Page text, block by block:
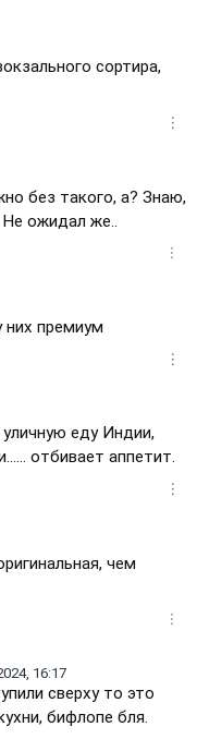
сортира,
без такого, а? Знаю,
ожидал же..
них премиум
еду Индии,
отбивает аппетит.
чем
16:17
сверху то это
бифлопе бля.